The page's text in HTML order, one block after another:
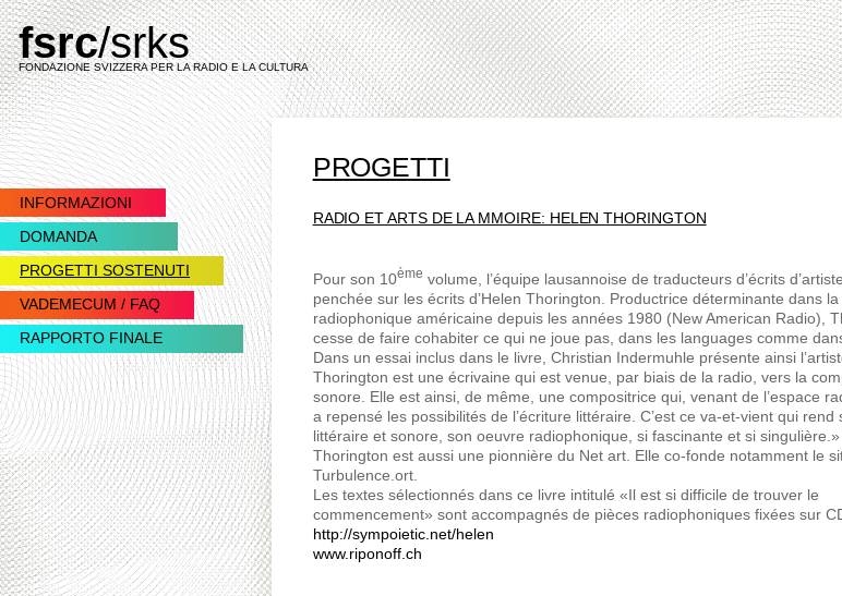
vai
alla
navigazione
vai
al
contenuto
fsrc/srks
FONDAZIONE SVIZZERA PER LA RADIO E LA CULTURA
INFORMAZIONI
DOMANDA
PROGETTI SOSTENUTI
VADEMECUM / FAQ
RAPPORTO FINALE
PROGETTI
RADIO ET ARTS DE LA MMOIRE: HELEN THORINGTON
Pour son 10ème volume, l’équipe lausannoise de traducteurs d’écrits
penchée sur les écrits d’Helen Thorington. Productrice déterminante dans
radiophonique américaine depuis les années 1980 (New American Radio),
cesse de faire cohabiter ce qui ne joue pas, dans les languages comme
Dans un essai inclus dans le livre, Christian Indermuhle présente ainsi
Thorington est une écrivaine qui est venue, par biais de la radio, vers la
sonore. Elle est ainsi, de même, une compositrice qui, venant de l’espace
a repensé les possibilités de l’écriture littéraire. C’est ce va-et-vient qui rend
littéraire et sonore, son oeuvre radiophonique, si fascinante et si singulière.»
Thorington est aussi une pionnière du Net art. Elle co-fonde notamment le
Turbulence.ort.
Les textes sélectionnés dans ce livre intitulé «Il est si difficile de trouver le
commencement» sont accompagnés de pièces radiophoniques fixées sur
http://​sympoietic​.net/​helen
www​.riponoff​.ch